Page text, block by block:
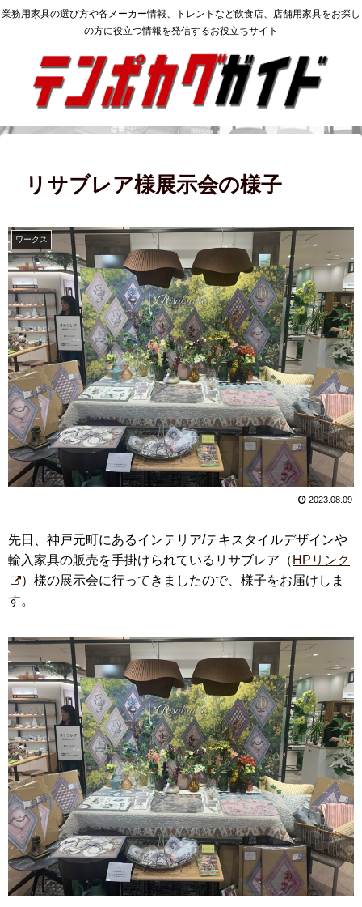
業務用家具の選び方や各メーカー情報、トレンドなど飲食店、店舗用家具をお探し
の方に役立つ情報を発信するお役立ちサイト
リサブレア様展示会の様子
ワークス
2023.08.09
先日、神戸元町にあるインテリア/テキスタイルデザインや
輸入家具の販売を手掛けられているリサブレア（ HPリンク
）様の展示会に行ってきましたので、様子をお届けしま
す。